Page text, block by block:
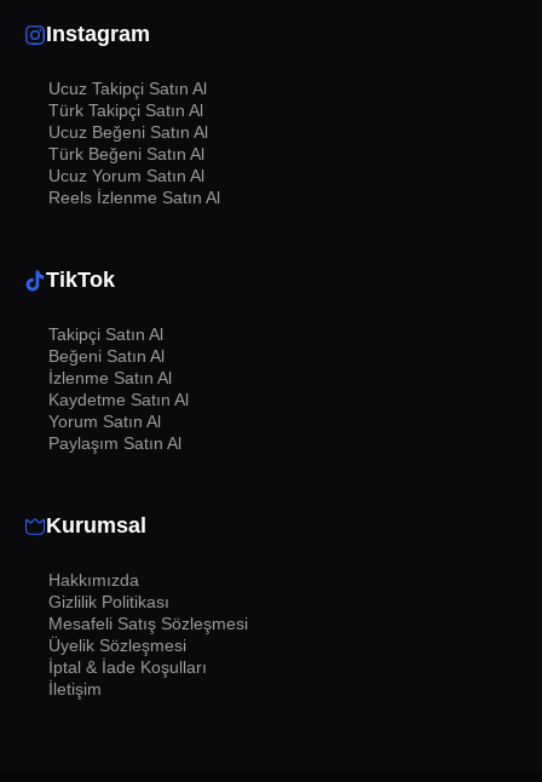
Instagram
Ucuz Takipçi Satın Al
Türk Takipçi Satın Al
Ucuz Beğeni Satın Al
Türk Beğeni Satın Al
Ucuz Yorum Satın Al
Reels İzlenme Satın Al
TikTok
Takipçi Satın Al
Beğeni Satın Al
İzlenme Satın Al
Kaydetme Satın Al
Yorum Satın Al
Paylaşım Satın Al
Kurumsal
Hakkımızda
Gizlilik Politikası
Mesafeli Satış Sözleşmesi
Üyelik Sözleşmesi
İptal & İade Koşulları
İletişim